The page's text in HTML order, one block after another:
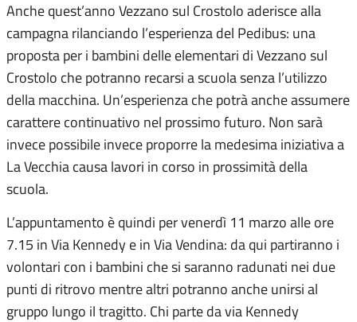
Anche quest’anno Vezzano sul Crostolo aderisce alla
campagna rilanciando l’esperienza del Pedibus: una
proposta per i bambini delle elementari di Vezzano sul
Crostolo che potranno recarsi a scuola senza l’utilizzo
della macchina. Un’esperienza che potrà anche assumere
carattere continuativo nel prossimo futuro. Non sarà
invece possibile invece proporre la medesima iniziativa a
La Vecchia causa lavori in corso in prossimità della
scuola.
L’appuntamento è quindi per venerdì 11 marzo alle ore
7.15 in Via Kennedy e in Via Vendina: da qui partiranno i
volontari con i bambini che si saranno radunati nei due
punti di ritrovo mentre altri potranno anche unirsi al
gruppo lungo il tragitto. Chi parte da via Kennedy